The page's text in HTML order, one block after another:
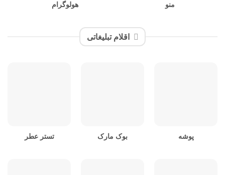
منو هولوگرام
اقلام تبلیغاتی
پوشه بوک مارک تستر عطر